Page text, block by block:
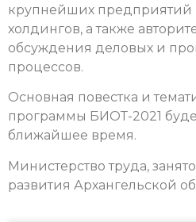
крупнейших
холдингов, а также
обсуждения деловых и
процессов.
Основная повестка и
программы БИОТ-2021
ближайшее время.
Министерство труда,
развития Архангельской